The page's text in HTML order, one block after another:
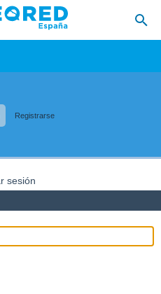
Registrarse
sesión